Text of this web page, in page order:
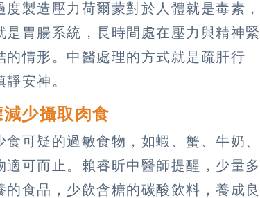
製造壓力荷爾蒙對於人體就是毒素，
胃腸系統，長時間處在壓力與精神緊
情形。中醫處理的方式就是疏肝行
安神。
少攝取肉食
可疑的過敏食物，如蝦、蟹、牛奶、
可而止。賴睿昕中醫師提醒，少量多
食品，少飲含糖的碳酸飲料，養成良